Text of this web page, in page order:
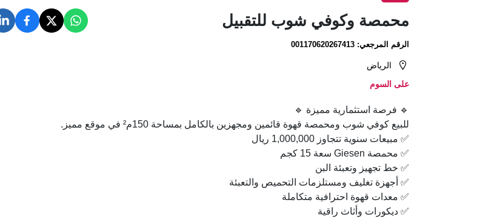
محمصة وكوفي شوب للتقبيل
الرقم المرجعي:
الرياض
على السوم
🔹 فرصة استثمارية مميزة 🔹
للبيع كوفي شوب ومحمصة قهوة قائمين ومجهزين بالكامل بمساحة 150م² في موقع مميز.
✅ مبيعات سنوية تتجاوز 1,000,000 ريال
✅ محمصة Giesen سعة 15 كجم
✅ خط تجهيز وتعبئة البن
✅ أجهزة تغليف ومستلزمات التحميص والتعبئة
✅ معدات قهوة احترافية متكاملة
✅ ديكورات وأثاث راقية